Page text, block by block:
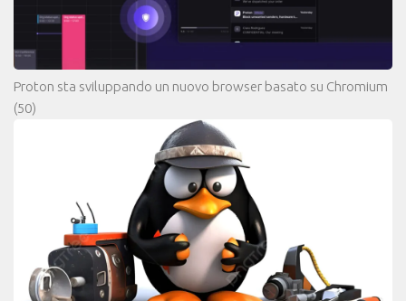
Proton sta sviluppando un nuovo browser basato su Chromium
(50)